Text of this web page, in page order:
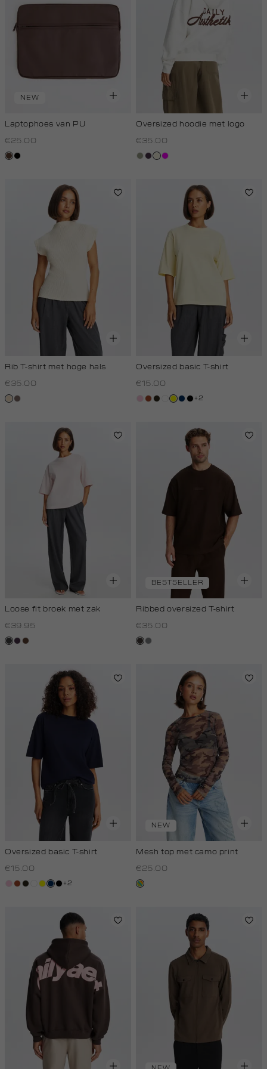
NEW
Laptophoes van PU
€25.00
donkerbruin
zwart
Oversized hoodie met logo
€35.00
groen,
aubergine
wit,rose
Rib T-shirt met hoge hals
€35.00
creme,
taupe
Oversized basic T-shirt
€15.00
lichtroze
bruingroen,
witgeeldonkerblauw
zwart
+2
Loose fit broek met zak
€39.95
antraciet
aubergine
donkerbruin
BESTSELLER
Ribbed oversized T-shirt
€35.00
chocomiddengrijs
Oversized basic T-shirt
€15.00
lichtroze
bruingroen,
witgeeldonkerblauw
zwart
+2
NEW
Mesh top met camo print
€25.00
meerkleurig